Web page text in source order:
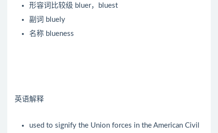
形容词比较级 bluer，bluest
副词 bluely
名称 blueness
英语解释
used to signify the Union forces in the American Civil